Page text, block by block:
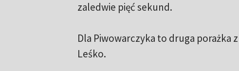
zaledwie pięć sekund.
Dla Piwowarczyka to druga porażka
Leśko.